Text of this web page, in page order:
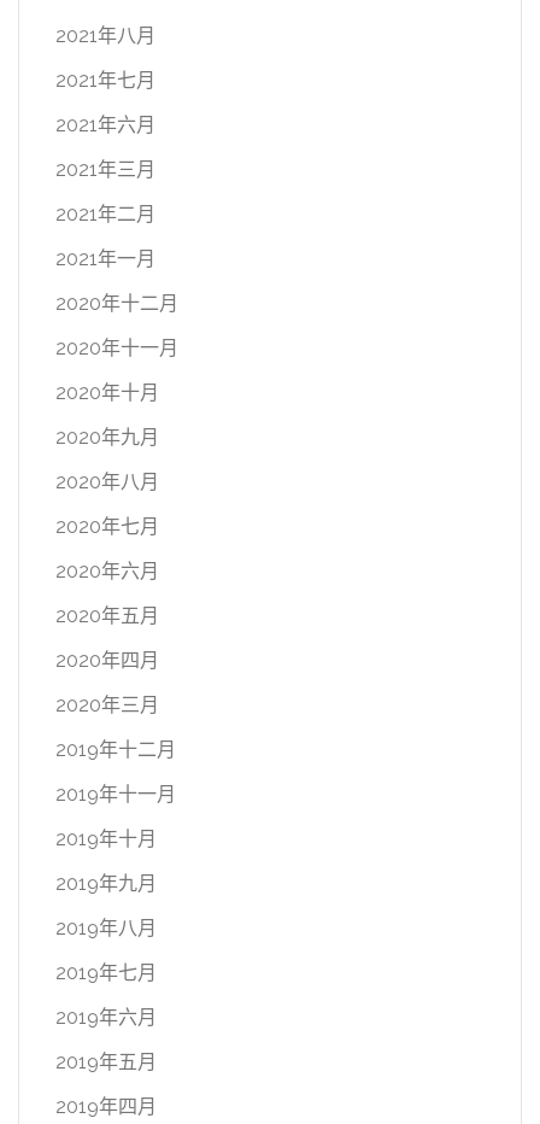
2021年八月
2021年七月
2021年六月
2021年三月
2021年二月
2021年一月
2020年十二月
2020年十一月
2020年十月
2020年九月
2020年八月
2020年七月
2020年六月
2020年五月
2020年四月
2020年三月
2019年十二月
2019年十一月
2019年十月
2019年九月
2019年八月
2019年七月
2019年六月
2019年五月
2019年四月